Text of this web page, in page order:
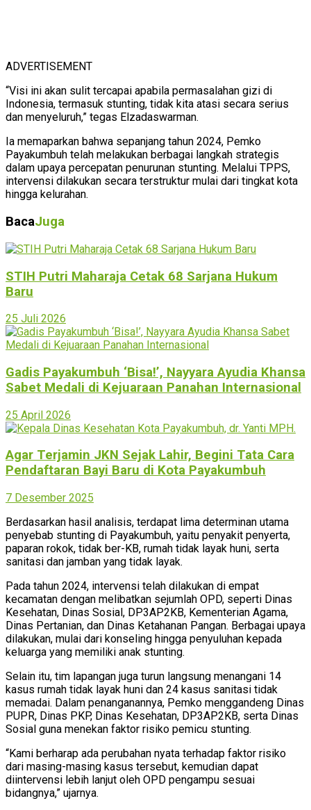
ADVERTISEMENT
“Visi ini akan sulit tercapai apabila permasalahan gizi di
Indonesia, termasuk stunting, tidak kita atasi secara serius
dan menyeluruh,” tegas Elzadaswarman.
Ia memaparkan bahwa sepanjang tahun 2024, Pemko
Payakumbuh telah melakukan berbagai langkah strategis
dalam upaya percepatan penurunan stunting. Melalui TPPS,
intervensi dilakukan secara terstruktur mulai dari tingkat kota
hingga kelurahan.
BacaJuga
STIH Putri Maharaja Cetak 68 Sarjana Hukum
Baru
25 Juli 2026
Gadis Payakumbuh ‘Bisa!’, Nayyara Ayudia Khansa
Sabet Medali di Kejuaraan Panahan Internasional
25 April 2026
Agar Terjamin JKN Sejak Lahir, Begini Tata Cara
Pendaftaran Bayi Baru di Kota Payakumbuh
7 Desember 2025
Berdasarkan hasil analisis, terdapat lima determinan utama
penyebab stunting di Payakumbuh, yaitu penyakit penyerta,
paparan rokok, tidak ber-KB, rumah tidak layak huni, serta
sanitasi dan jamban yang tidak layak.
Pada tahun 2024, intervensi telah dilakukan di empat
kecamatan dengan melibatkan sejumlah OPD, seperti Dinas
Kesehatan, Dinas Sosial, DP3AP2KB, Kementerian Agama,
Dinas Pertanian, dan Dinas Ketahanan Pangan. Berbagai upaya
dilakukan, mulai dari konseling hingga penyuluhan kepada
keluarga yang memiliki anak stunting.
Selain itu, tim lapangan juga turun langsung menangani 14
kasus rumah tidak layak huni dan 24 kasus sanitasi tidak
memadai. Dalam penanganannya, Pemko menggandeng Dinas
PUPR, Dinas PKP, Dinas Kesehatan, DP3AP2KB, serta Dinas
Sosial guna menekan faktor risiko pemicu stunting.
“Kami berharap ada perubahan nyata terhadap faktor risiko
dari masing-masing kasus tersebut, kemudian dapat
diintervensi lebih lanjut oleh OPD pengampu sesuai
bidangnya,” ujarnya.